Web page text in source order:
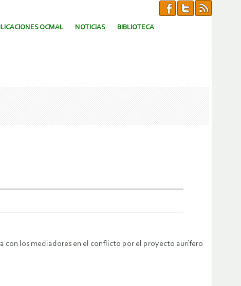
OCMAL NOTICIAS BIBLIOTECA
con los mediadores en el conflicto por el proyecto aurífero